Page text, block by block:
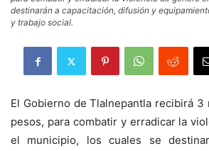
destinarán a capacitación, difusión y
y trabajo social.
El Gobierno de Tlalnepantla recibirá
pesos, para combatir y erradicar la
el municipio, los cuales se